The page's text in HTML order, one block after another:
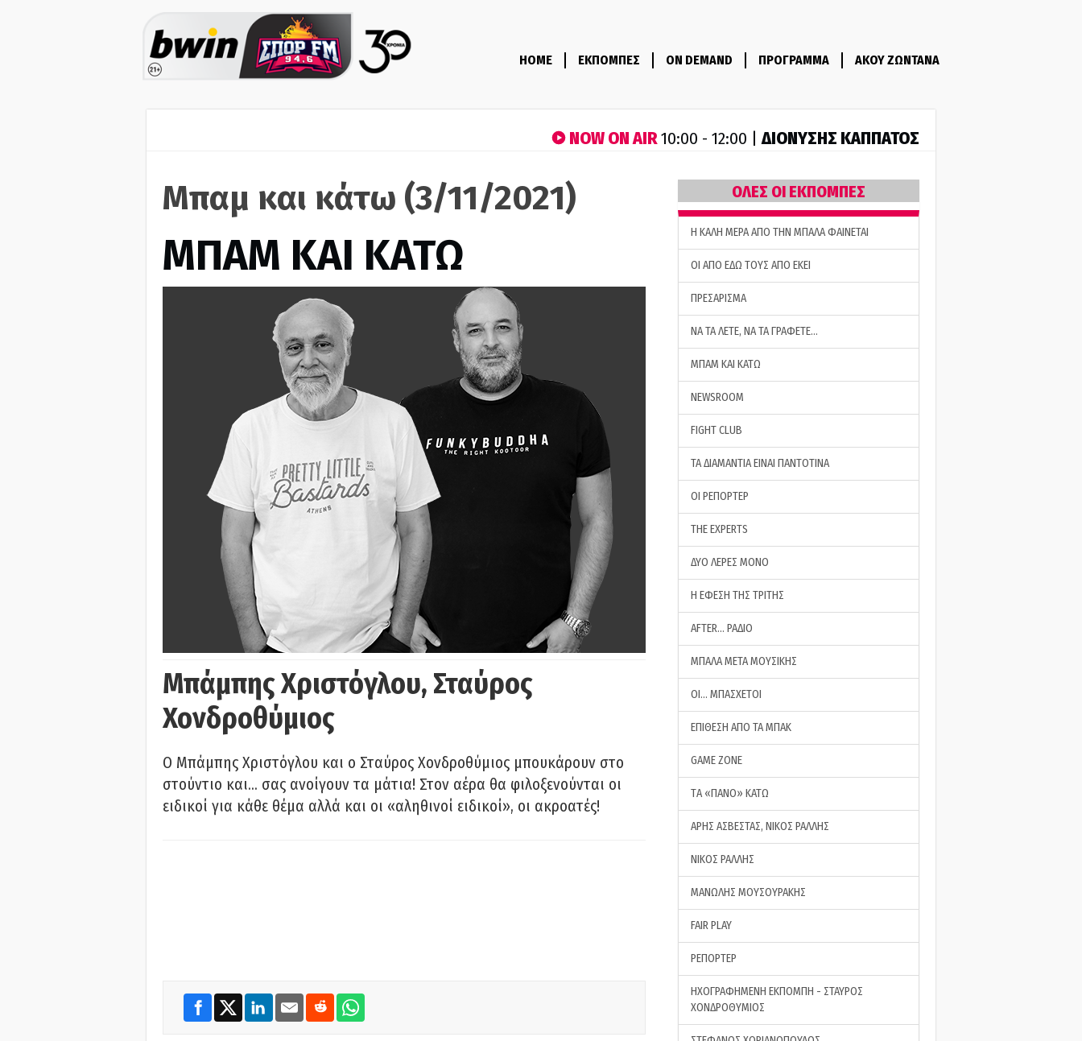
HOME ΕΚΠΟΜΠΕΣ ON DEMAND ΠΡΟΓΡΑΜΜΑ ΑΚΟΥ ΖΩΝΤΑΝΑ
NOW ON AIR10:00 - 12:00 |ΔΙΟΝΥΣΗΣ ΚΑΠΠΑΤΟΣ
Μπαμ και κάτω (3/11/2021)
ΜΠΑΜ ΚΑΙ ΚΑΤΩ
Μπάμπης Χριστόγλου, Σταύρος
Χονδροθύμιος
O Μπάμπης Χριστόγλου και ο Σταύρος Χονδροθύμιος μπουκάρουν στο
στούντιο και… σας ανοίγουν τα μάτια! Στον αέρα θα φιλοξενούνται οι
ειδικοί για κάθε θέμα αλλά και οι «αληθινοί ειδικοί», οι ακροατές!
ΟΛΕΣ ΟΙ ΕΚΠΟΜΠΕΣ
H ΚΑΛΗ ΜΕΡΑ ΑΠΟ ΤΗΝ ΜΠΑΛΑ ΦΑΙΝΕΤΑΙ
ΟΙ ΑΠΟ ΕΔΩ ΤΟΥΣ ΑΠΟ ΕΚΕΙ
ΠΡΕΣΑΡΙΣΜΑ
ΝΑ ΤΑ ΛΕΤΕ, ΝΑ ΤΑ ΓΡΑΦΕΤΕ…
ΜΠΑΜ ΚΑΙ ΚΑΤΩ
NEWSROOM
FIGHT CLUB
ΤΑ ΔΙΑΜΑΝΤΙΑ ΕΙΝΑΙ ΠΑΝΤΟΤΙΝΑ
ΟΙ ΡΕΠΟΡΤΕΡ
THE EXPERTS
ΔΥΟ ΛΕΡΕΣ ΜΟΝΟ
Η ΕΦΕΣΗ ΤΗΣ ΤΡΙΤΗΣ
AFTER… ΡΑΔΙΟ
ΜΠΑΛΑ ΜΕΤΑ ΜΟΥΣΙΚΗΣ
ΟΙ… ΜΠΑΣΧΕΤΟΙ
ΕΠΙΘΕΣΗ ΑΠΟ ΤΑ ΜΠΑΚ
GAME ZONE
ΤA «ΠΑΝΟ» ΚΑΤΩ
ΑΡΗΣ ΑΣΒΕΣΤΑΣ, ΝΙΚΟΣ ΡΑΛΛΗΣ
ΝΙΚΟΣ ΡΑΛΛΗΣ
ΜΑΝΩΛΗΣ ΜΟΥΣΟΥΡΑΚΗΣ
FAIR PLAY
ΡΕΠΟΡΤΕΡ
ΗΧΟΓΡΑΦΗΜΕΝΗ ΕΚΠΟΜΠΗ - ΣΤΑΥΡΟΣ
ΧΟΝΔΡΟΘΥΜΙΟΣ